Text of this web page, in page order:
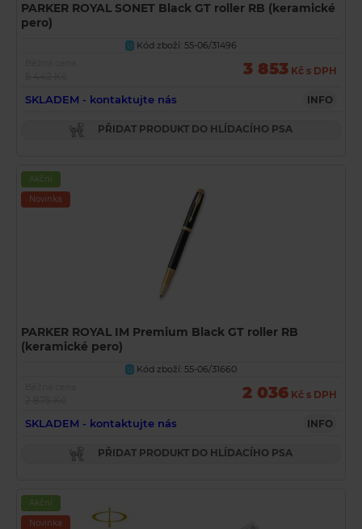
PARKER ROYAL SONET Black GT roller RB (keramické
pero)
U
Kód zboží: 55-06/31496
3 853 Kč s DPH
SKLADEM - kontaktujte nás INFO
PŘIDAT PRODUKT DO HLÍDACÍHO PSA
Akční
Novinka
PARKER ROYAL IM Premium Black GT roller RB
(keramické pero)
U
Kód zboží: 55-06/31660
2 036 Kč s DPH
SKLADEM - kontaktujte nás INFO
PŘIDAT PRODUKT DO HLÍDACÍHO PSA
Akční
Novinka